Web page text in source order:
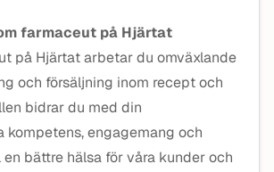
farmaceut på Hjärtat
på Hjärtat arbetar du omväxlande
och försäljning inom recept och
bidrar du med din
kompetens, engagemang och
bättre hälsa för våra kunder och